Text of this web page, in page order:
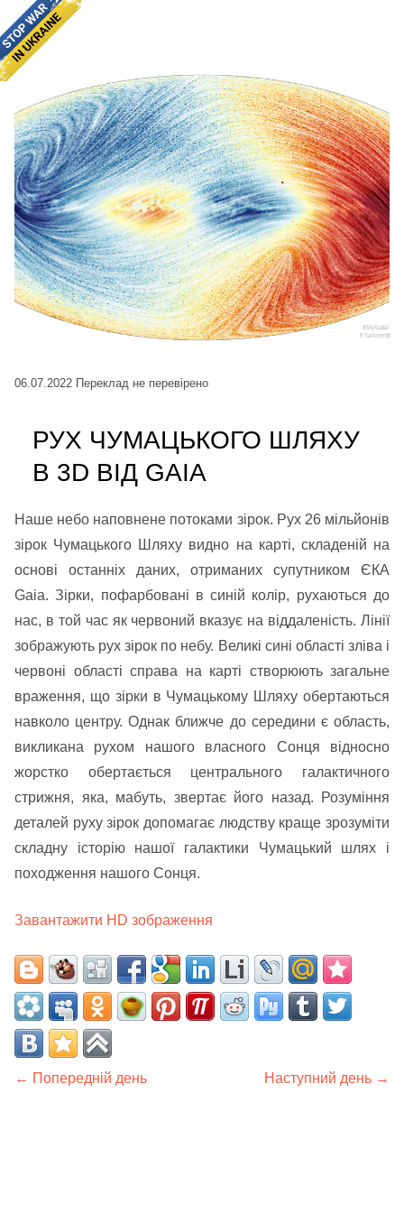
06.07.2022 Переклад не перевірено
РУХ ЧУМАЦЬКОГО ШЛЯХУ
В 3D ВІД GAIA
Наше небо наповнене потоками зірок. Рух 26 мільйонів
зірок Чумацького Шляху видно на карті, складеній на
основі останніх даних, отриманих супутником ЄКА
Gaia. Зірки, пофарбовані в синій колір, рухаються до
нас, в той час як червоний вказує на віддаленість. Лінії
зображують рух зірок по небу. Великі сині області зліва і
червоні області справа на карті створюють загальне
враження, що зірки в Чумацькому Шляху обертаються
навколо центру. Однак ближче до середини є область,
викликана рухом нашого власного Сонця відносно
жорстко обертається центрального галактичного
стрижня, яка, мабуть, звертає його назад. Розуміння
деталей руху зірок допомагає людству краще зрозуміти
складну історію нашої галактики Чумацький шлях і
походження нашого Сонця.
Завантажити HD зображення
← Попередній день Наступний день →